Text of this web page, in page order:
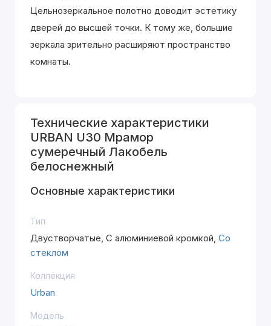
Цельнозеркальное полотно доводит эстетику
дверей до высшей точки. К тому же, большие
зеркала зрительно расширяют пространство
комнаты.
Технические характеристики
URBAN U30 Мрамор
сумеречный Лакобель
белоснежный
Основные характеристики
Тип
Двустворчатые, С алюминиевой кромкой, Со
стеклом
Коллекция
Urban
Модель